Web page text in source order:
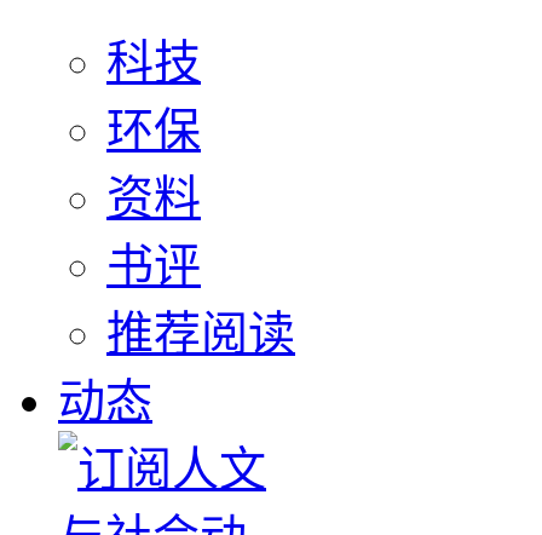
科技
环保
资料
书评
推荐阅读
动态